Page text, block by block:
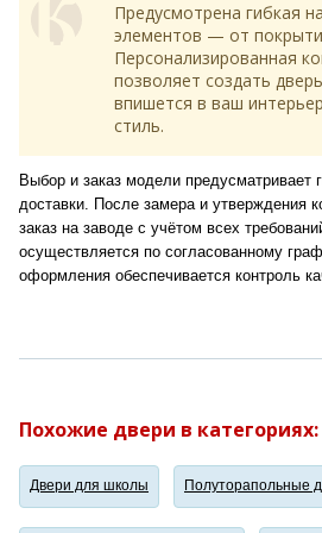
Предусмотрена гибкая
элементов — от
Персонализированная
позволяет создать
впишется в ваш
стиль.
Выбор и заказ модели предусматривает
доставки. После замера и утверждения
заказ на заводе с учётом всех
осуществляется по согласованному
оформления обеспечивается контроль
Похожие двери в категориях:
Двери для школы Полуторапольные